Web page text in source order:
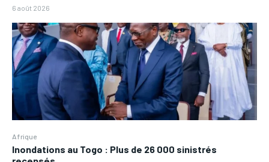
6 août 2026
Afrique
Inondations au Togo : Plus de 26 000 sinistrés